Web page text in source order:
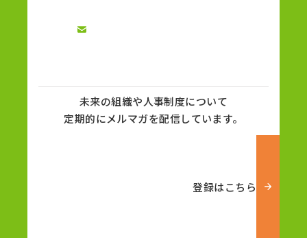
未来の組織や人事制度について
定期的にメルマガを配信しています。
登録はこちら